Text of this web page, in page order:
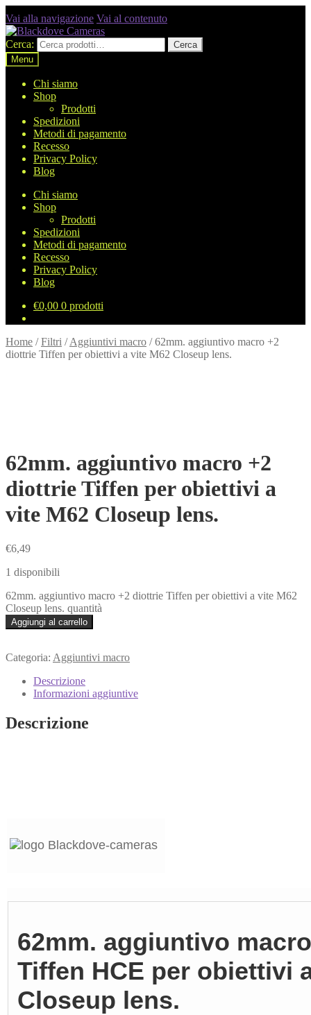
Vai alla navigazione Vai al contenuto
Cerca:
Cerca
Menu
Chi siamo
Shop
Prodotti
Spedizioni
Metodi di pagamento
Recesso
Privacy Policy
Blog
Chi siamo
Shop
Prodotti
Spedizioni
Metodi di pagamento
Recesso
Privacy Policy
Blog
€0,00 0 prodotti
Home /Filtri /Aggiuntivi macro /62mm. aggiuntivo macro +2
diottrie Tiffen per obiettivi a vite M62 Closeup lens.
62mm. aggiuntivo macro +2
diottrie Tiffen per obiettivi a
vite M62 Closeup lens.
€6,49
1 disponibili
62mm. aggiuntivo macro +2 diottrie Tiffen per obiettivi a vite M62
Closeup lens. quantità
Aggiungi al carrello
Categoria: Aggiuntivi macro
Descrizione
Informazioni aggiuntive
Descrizione
62mm. aggiuntivo
Tiffen HCE per obiettivi
Closeup lens.